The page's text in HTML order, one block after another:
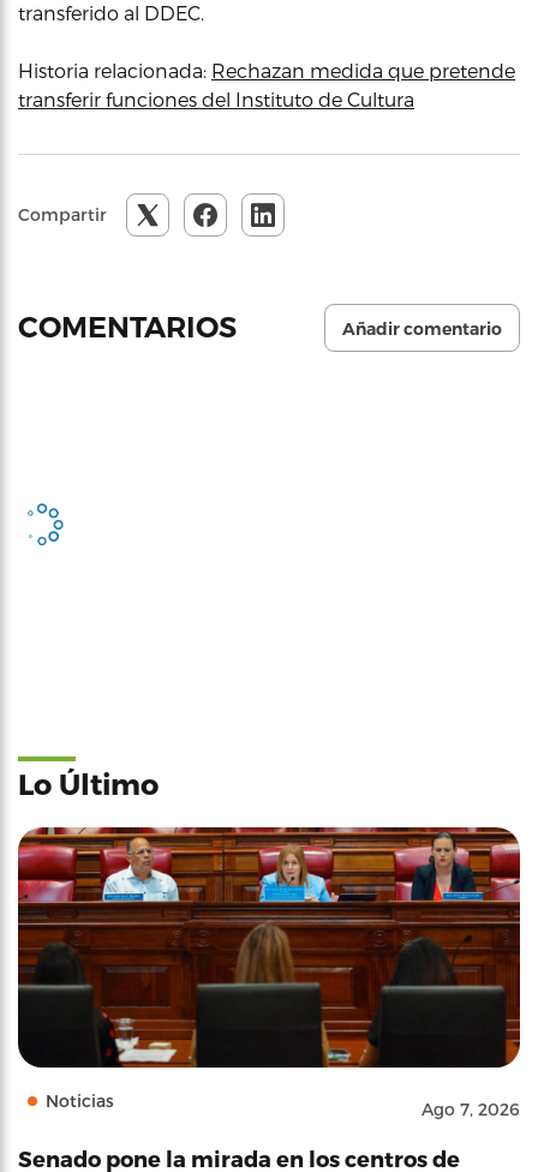
transferido al DDEC.
Historia relacionada: Rechazan medida que pretende
transferir funciones del Instituto de Cultura
Compartir
COMENTARIOS Añadir comentario
Lo Último
Noticias Ago 7, 2026
Senado pone la mirada en los centros de